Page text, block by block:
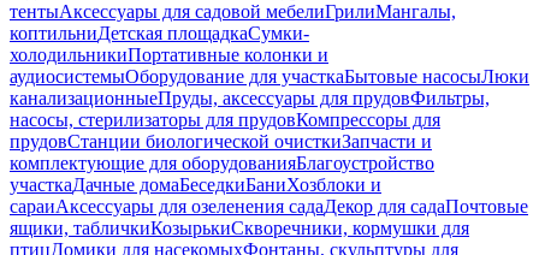
тентыАксессуары для садовой мебелиГрилиМангалы,
коптильниДетская площадкаСумки-
холодильникиПортативные колонки и
аудиосистемыОборудование для участкаБытовые насосыЛюки
канализационныеПруды, аксессуары для прудовФильтры,
насосы, стерилизаторы для прудовКомпрессоры для
прудовСтанции биологической очисткиЗапчасти и
комплектующие для оборудованияБлагоустройство
участкаДачные домаБеседкиБаниХозблоки и
сараиАксессуары для озеленения садаДекор для садаПочтовые
ящики, табличкиКозырькиСкворечники, кормушки для
птицДомики для насекомыхФонтаны, скульптуры для